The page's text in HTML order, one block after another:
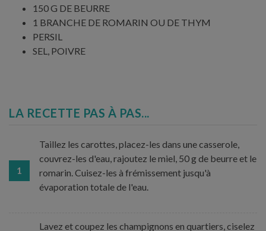
150 G DE BEURRE
1 BRANCHE DE ROMARIN OU DE THYM
PERSIL
SEL, POIVRE
LA RECETTE PAS À PAS...
1
Taillez les carottes, placez-les dans une casserole,
couvrez-les d'eau, rajoutez le miel, 50 g de beurre et le
romarin. Cuisez-les à frémissement jusqu'à
évaporation totale de l'eau.
Lavez et coupez les champignons en quartiers, ciselez